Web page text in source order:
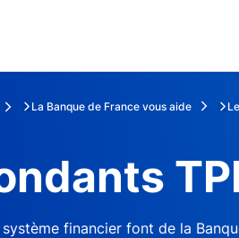
La Banque de France vous aide
financier font de la